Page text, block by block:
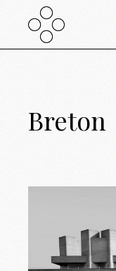
Breton